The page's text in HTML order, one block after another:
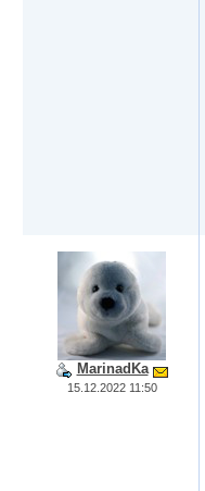
MarinadKa
15.12.2022 11:50